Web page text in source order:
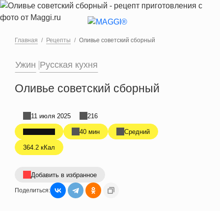
Перейти к основному содержанию
Главная Рецепты Оливье советский сборный
Ужин Русская кухня
Оливье советский сборный
40 мин Средний
364.2 кКал
11 июля 2025 216
Добавить в избранное
Поделиться: